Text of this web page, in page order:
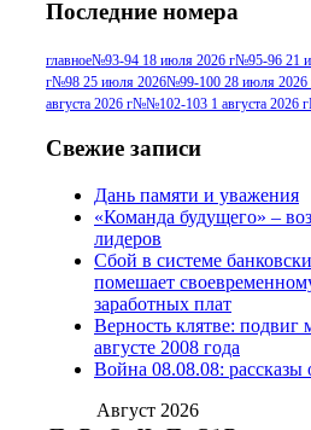
июля 2017 г(11)№96 9
г(13) №96 28 июля 2015 г
июля 2014 г(10)
июля 2017 г
2012 г(15)№97 30
(15)№98 1 августа 2015 г
августа 2016 г(10)№98 5
№98 8 августа 2013 г
августа 2012 г(14)
2017 г(9)
2016 г(12) №99 8 июля
Последние номера
главное№93-94 18 июля 2026 г№95-96 21
г№98 25 июля 2026№99-100 28 июля 2026
августа 2026 г№№102-103 1 августа 2026 г
Свежие записи
Дань памяти и уважения
«Команда будущего» –
лидеров
Сбой в системе
помешает
заработных плат
Верность клятве: подвиг
августе 2008 года
Война 08.08.08: рассказы
Август 2026